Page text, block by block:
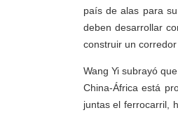
país de alas para
deben desarrollar
construir un
Wang Yi subrayó
China-África está
juntas el ferrocarril,